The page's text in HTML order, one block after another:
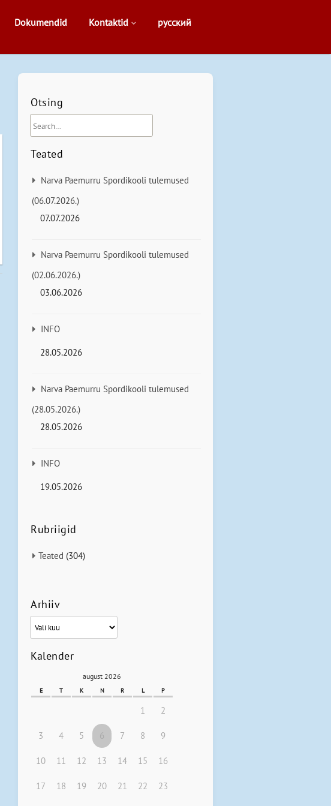
Dokumendid Kontaktid русский
Otsing
Teated
Narva Paemurru Spordikooli tulemused
(06.07.2026.)
07.07.2026
Narva Paemurru Spordikooli tulemused
(02.06.2026.)
03.06.2026
INFO
28.05.2026
Narva Paemurru Spordikooli tulemused
(28.05.2026.)
28.05.2026
INFO
19.05.2026
Rubriigid
Teated (304)
Arhiiv
Arhiiv
Kalender
august 2026
E T K N R L P
1 2
3 4 5 6 7 8 9
10 11 12 13 14 15 16
17 18 19 20 21 22 23